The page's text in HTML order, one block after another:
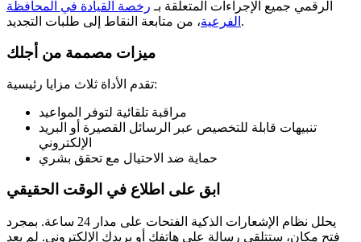
الرقمي جميع الإجراءات المتعلقة بـ رخصة القيادة في المحافظة
الفرعية ، من متابعة النقاط إلى طلبات التجديد.
ميزات مصممة من أجلك
تقدم الأداة ثلاث مزايا رئيسية:
مراقبة تلقائية لتوفر المواعيد
تنبيهات قابلة للتخصيص عبر الرسائل القصيرة أو البريد
الإلكتروني
حماية ضد الاحتيال مع تحقق بشري
ابق على اطلاع في الوقت الحقيقي
يحلل نظام الإشعارات الذكية الفتحات على مدار 24 ساعة. بمجرد
فتح مكان، ستتلقى رسالة على هاتفك أو بريدك الإلكتروني. لم يعد